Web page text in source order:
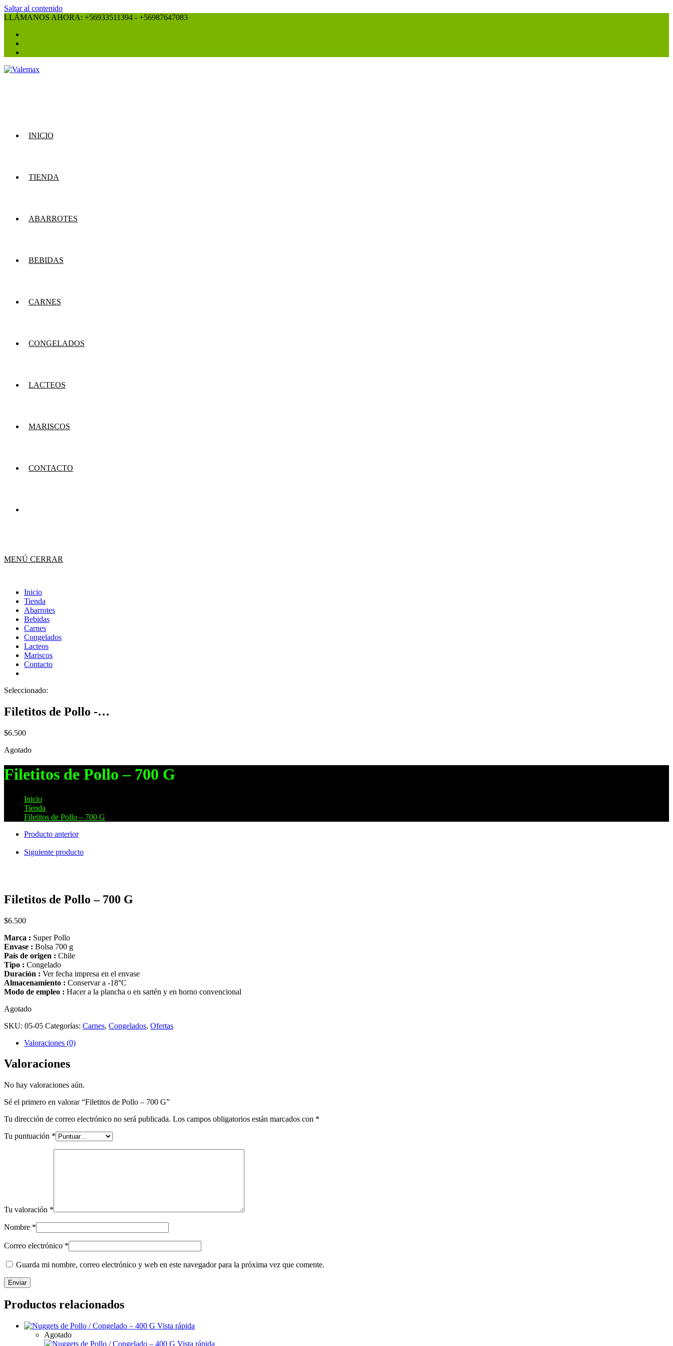
Saltar al contenido
LLÁMANOS AHORA: +56933511394 - +56987647083
INICIO
TIENDA
ABARROTES
BEBIDAS
CARNES
CONGELADOS
LACTEOS
MARISCOS
CONTACTO
MENÚ CERRAR
Inicio
Tienda
Abarrotes
Bebidas
Carnes
Congelados
Lacteos
Mariscos
Contacto
Seleccionado:
Filetitos de Pollo -…
$6.500
Agotado
Filetitos de Pollo – 700 G
Inicio
Tienda
Filetitos de Pollo – 700 G
Producto anterior
Siguiente producto
Filetitos de Pollo – 700 G
$6.500
Marca : Super Pollo
Envase : Bolsa 700 g
País de origen : Chile
Tipo : Congelado
Duración : Ver fecha impresa en el envase
Almacenamiento : Conservar a -18°C
Modo de empleo : Hacer a la plancha o en sartén y en horno convencional
Agotado
SKU: 05-05 Categorías: Carnes, Congelados, Ofertas
Valoraciones (0)
Valoraciones
No hay valoraciones aún.
Sé el primero en valorar “Filetitos de Pollo – 700 G”
Tu dirección de correo electrónico no será publicada. Los campos obligatorios están marcados con *
Tu puntuación *
Tu valoración *
Nombre *
Correo electrónico *
Guarda mi nombre, correo electrónico y web en este navegador para la próxima vez que comente.
Productos relacionados
Vista rápida
Agotado
Vista rápida